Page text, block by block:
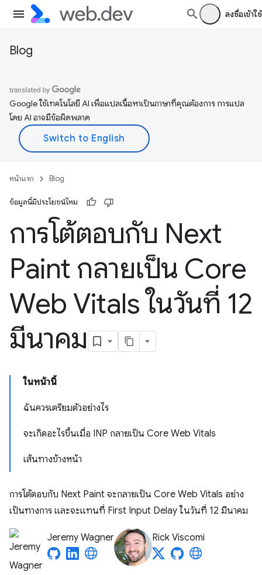
ลงชื่อเข้าใช้
Blog
Google ใช้เทคโนโลยี AI เพื่อแปลเนื้อหาเป็นภาษาที่คุณต้องการ การแปล
โดย AI อาจมีข้อผิดพลาด
หน้าแรก Blog
ข้อมูลนี้มีประโยชน์ไหม
การโต้ตอบกับ Next
Paint กลายเป็น Core
Web Vitals ในวันที่ 12
มีนาคม
ในหน้านี้
ฉันควรเตรียมตัวอย่างไร
จะเกิดอะไรขึ้นเมื่อ INP กลายเป็น Core Web Vitals
เส้นทางข้างหน้า
การโต้ตอบกับ Next Paint จะกลายเป็น Core Web Vitals อย่าง
เป็นทางการ และจะแทนที่ First Input Delay ในวันที่ 12 มีนาคม
Jeremy Wagner Rick Viscomi